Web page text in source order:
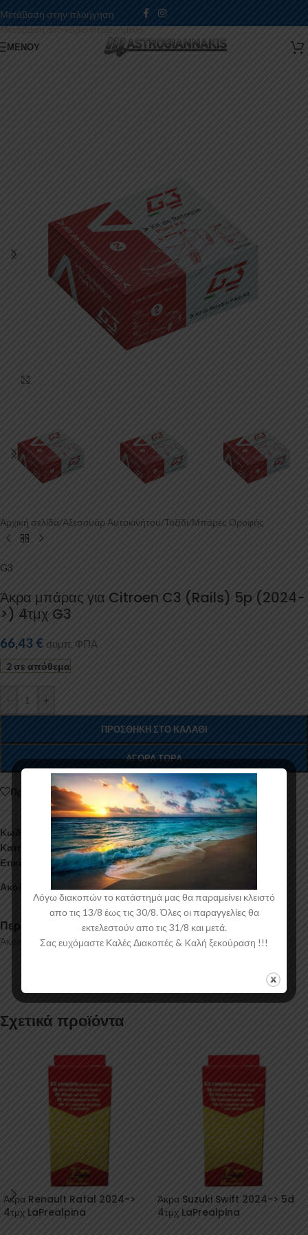
Μετάβαση στην πλοήγηση
Μετάβαση στο κύριο περιεχόμενο
ΜΕΝΟΎ
Αρχική σελίδα/Αξεσουάρ Αυτοκινήτου/Ταξίδι/Μπάρες Οροφής
G3
Άκρα μπάρας για Citroen C3 (Rails) 5p (2024-
>) 4τμχ G3
66,43 € συμπ. ΦΠΑ
2 σε απόθεμα
- +
ΠΡΟΣΘΉΚΗ ΣΤΟ ΚΑΛΆΘΙ
ΑΓΟΡΆ ΤΏΡΑ
Προσθήκη στη λίστα
Κωδικός προϊόντος:005.68.159
Κατηγορίες:Αξεσουάρ Αυτοκινήτου,Μπάρες Οροφής
Ετικέτα:
Aggelidis
Ακολουθήστε:
Περιγραφή
Άκρα για μπάρες οροφής αυτοκινήτου G3 Pacific.
Σχετικά προϊόντα
Άκρα Renault Rafal 2024->
4τμχ LaPrealpina
Άκρα Suzuki Swift 2024-> 5d
4τμχ LaPrealpina
Λόγω διακοπών το κατάστημά μας θα παραμείνει κλειστό
απο τις 13/8 έως τις 30/8. Όλες οι παραγγελίες θα
εκτελεστούν απο τις 31/8 και μετά.
Σας ευχόμαστε Καλές Διακοπές & Kαλή ξεκούραση !!!